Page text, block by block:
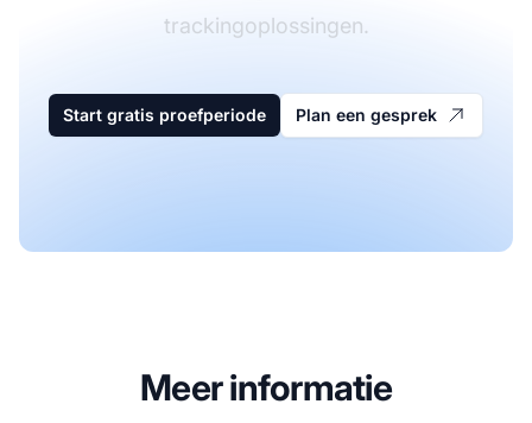
trackingoplossingen.
Start gratis proefperiode Plan een gesprek
Meer informatie